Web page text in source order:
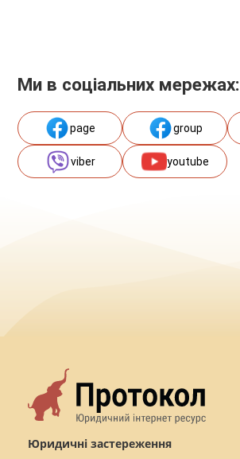
Ми в соціальних мережах:
page group
viber youtube
Юридичні застереження